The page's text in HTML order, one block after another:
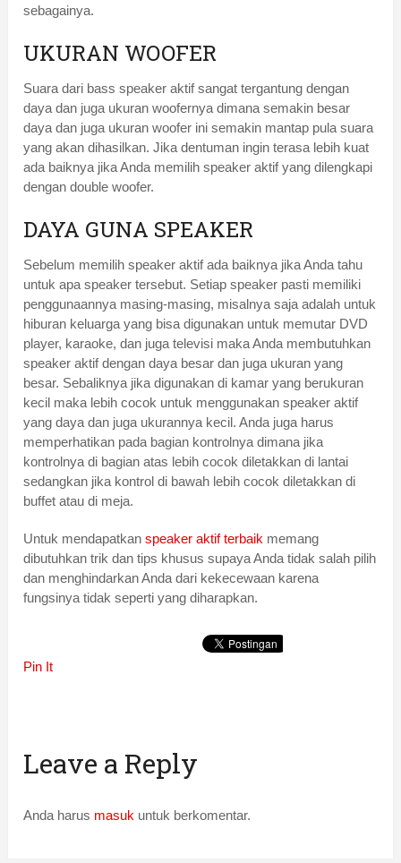
sebagainya.
UKURAN WOOFER
Suara dari bass speaker aktif sangat tergantung dengan
daya dan juga ukuran woofernya dimana semakin besar
daya dan juga ukuran woofer ini semakin mantap pula suara
yang akan dihasilkan. Jika dentuman ingin terasa lebih kuat
ada baiknya jika Anda memilih speaker aktif yang dilengkapi
dengan double woofer.
DAYA GUNA SPEAKER
Sebelum memilih speaker aktif ada baiknya jika Anda tahu
untuk apa speaker tersebut. Setiap speaker pasti memiliki
penggunaannya masing-masing, misalnya saja adalah untuk
hiburan keluarga yang bisa digunakan untuk memutar DVD
player, karaoke, dan juga televisi maka Anda membutuhkan
speaker aktif dengan daya besar dan juga ukuran yang
besar. Sebaliknya jika digunakan di kamar yang berukuran
kecil maka lebih cocok untuk menggunakan speaker aktif
yang daya dan juga ukurannya kecil. Anda juga harus
memperhatikan pada bagian kontrolnya dimana jika
kontrolnya di bagian atas lebih cocok diletakkan di lantai
sedangkan jika kontrol di bawah lebih cocok diletakkan di
buffet atau di meja.
Untuk mendapatkanspeaker aktif terbaik memang
dibutuhkan trik dan tips khusus supaya Anda tidak salah pilih
dan menghindarkan Anda dari kekecewaan karena
fungsinya tidak seperti yang diharapkan.
Pin It
Leave a Reply
Anda harus masuk untuk berkomentar.